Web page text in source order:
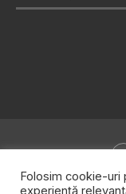
Folosim cookie-uri
experiență